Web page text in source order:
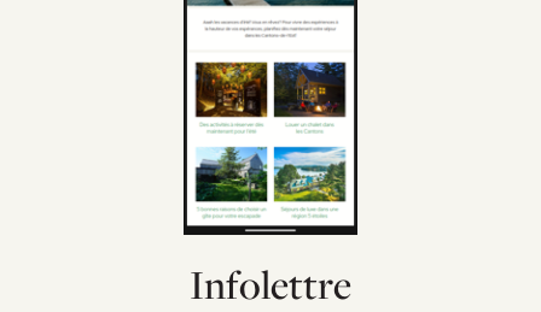
Infolettre